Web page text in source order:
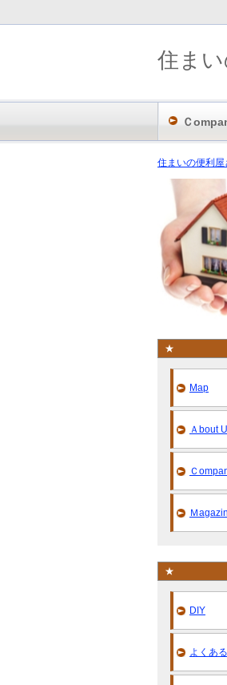
住まいの便利屋
★
Map
Ａbout
Ｃ
Ｍ
★
DIY
よくあ
住ま
Ｃ